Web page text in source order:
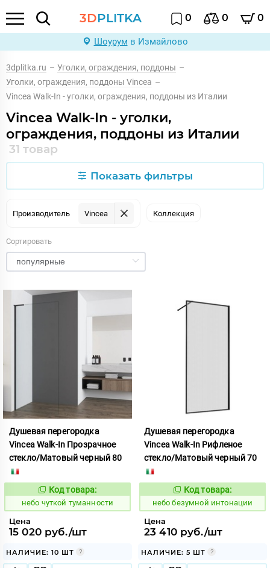
3DPLITKA 0 0 0
Шоурум в Измайлово
3dplitka.ru – Уголки, ограждения, поддоны –
Уголки, ограждения, поддоны Vincea –
Vincea Walk-In - уголки, ограждения, поддоны из Италии
Vincea Walk-In - уголки,
ограждения, поддоны из Италии
31 товар
Показать фильтры
Производитель Vincea Коллекция
Сортировать
Душевая перегородка
Vincea Walk-In Прозрачное
стекло/Матовый черный 80
Код:
1124109
Код товара:
небо чуткой туманности
Цена
15 020 руб./шт
НАЛИЧИЕ: 10 ШТ
Душевая перегородка
Vincea Walk-In Рифленое
стекло/Матовый черный 70
Код:
1124158
Код товара:
небо безумной интонации
Цена
23 410 руб./шт
НАЛИЧИЕ: 5 ШТ